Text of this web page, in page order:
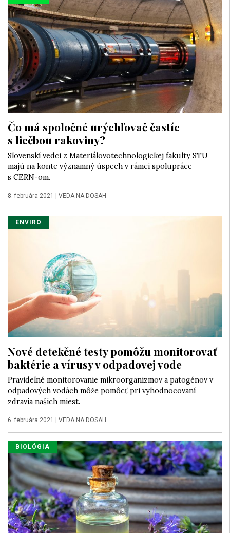
Čo má spoločné urýchľovač častíc
s liečbou rakoviny?
Slovenskí vedci z Materiálovotechnologickej fakulty STU
majú na konte významný úspech v rámci spolupráce
s CERN-om.
8. februára 2021 VEDA NA DOSAH
ENVIRO
Nové detekčné testy pomôžu monitorovať
baktérie a vírusy v odpadovej vode
Pravidelné monitorovanie mikroorganizmov a patogénov v
odpadových vodách môže pomôcť pri vyhodnocovaní
zdravia našich miest.
6. februára 2021 VEDA NA DOSAH
BIOLÓGIA